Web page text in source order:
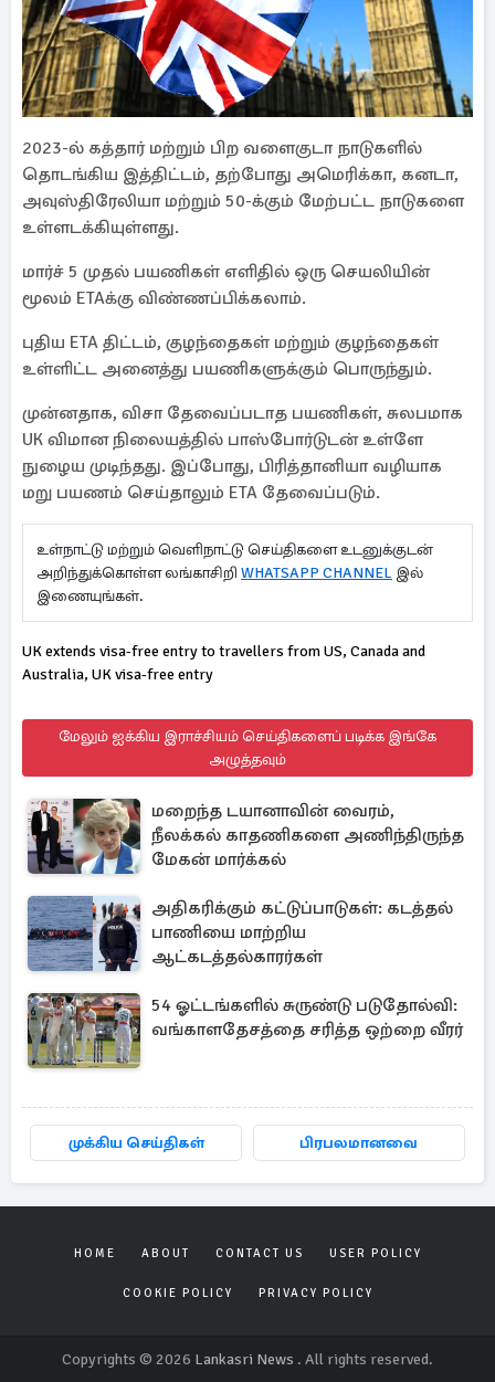
2023-ல் கத்தார் மற்றும் பிற வளைகுடா நாடுகளில்
தொடங்கிய இத்திட்டம், தற்போது அமெரிக்கா, கனடா,
அவுஸ்திரேலியா மற்றும் 50-க்கும் மேற்பட்ட நாடுகளை
உள்ளடக்கியுள்ளது.
மார்ச் 5 முதல் பயணிகள் எளிதில் ஒரு செயலியின்
மூலம் ETAக்கு விண்ணப்பிக்கலாம்.
புதிய ETA திட்டம், குழந்தைகள் மற்றும் குழந்தைகள்
உள்ளிட்ட அனைத்து பயணிகளுக்கும் பொருந்தும்.
முன்னதாக, விசா தேவைப்படாத பயணிகள், சுலபமாக
UK விமான நிலையத்தில் பாஸ்போர்டுடன் உள்ளே
நுழைய முடிந்தது. இப்போது, பிரித்தானியா வழியாக
மறு பயணம் செய்தாலும் ETA தேவைப்படும்.
உள்நாட்டு மற்றும் வெளிநாட்டு செய்திகளை உடனுக்குடன்
அறிந்துக்கொள்ள லங்காசிறி WHATSAPP CHANNEL இல்
இணையுங்கள்.
UK extends visa-free entry to travellers from US, Canada and
Australia, UK visa-free entry
மேலும் ஐக்கிய இராச்சியம் செய்திகளைப் படிக்க இங்கே
அழுத்தவும்
மறைந்த டயானாவின் வைரம்,
நீலக்கல் காதணிகளை அணிந்திருந்த
மேகன் மார்க்கல்
அதிகரிக்கும் கட்டுப்பாடுகள்: கடத்தல்
பாணியை மாற்றிய
ஆட்கடத்தல்காரர்கள்
54 ஓட்டங்களில் சுருண்டு படுதோல்வி:
வங்காளதேசத்தை சரித்த ஒற்றை வீரர்
முக்கிய செய்திகள் பிரபலமானவை
HOME ABOUT CONTACT US USER POLICY
COOKIE POLICY PRIVACY POLICY
Copyrights © 2026 Lankasri News . All rights reserved.